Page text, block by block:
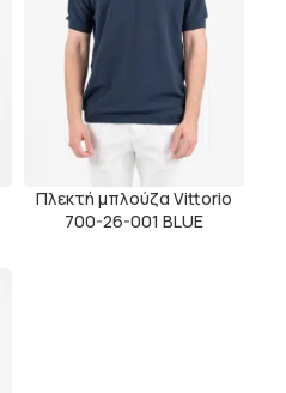
Πλεκτή μπλούζα Vittorio
700-26-001 BLUE